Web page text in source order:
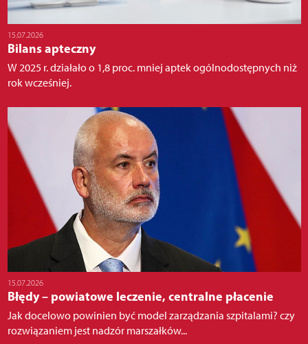
15.07.2026
Bilans apteczny
W 2025 r. działało o 1,8 proc. mniej aptek ogólnodostępnych niż
rok wcześniej.
15.07.2026
Błędy – powiatowe leczenie, centralne płacenie
Jak docelowo powinien być model zarządzania szpitalami? czy
rozwiązaniem jest nadzór marszałków...